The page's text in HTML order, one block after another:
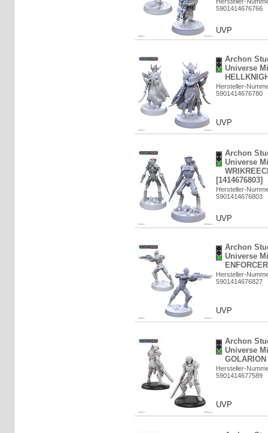
5901414676766
UVP
Archon
Universe
Hersteller-
5901414676780
UVP
Archon
Universe
[1414676803]
Hersteller-
5901414676803
UVP
Archon
Universe
Hersteller-
5901414676827
UVP
Archon
Universe
GOLARION
Hersteller-
5901414677589
UVP